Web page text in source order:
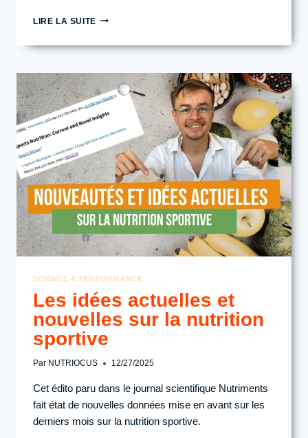
LIRE LA SUITEACIDE
CONJUGUÉ
SPORTIF
D’ENDURANCE
:
BÉNÉFICES
RÉELS
OU
PUR
COMPLÉMENT
MARKETING
?
SCIENCE & PERFORMANCE
Les idées actuelles et
nouvelles sur la nutrition
sportive
Par NUTRIOCUS 12/27/2025
Cet édito paru dans le journal scientifique Nutriments
fait état de nouvelles données mise en avant sur les
derniers mois sur la nutrition sportive.